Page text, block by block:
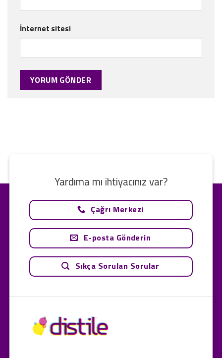
İnternet sitesi
Yardıma mı ihtiyacınız var?
Çağrı Merkezi
E-posta Gönderin
Sıkça Sorulan Sorular